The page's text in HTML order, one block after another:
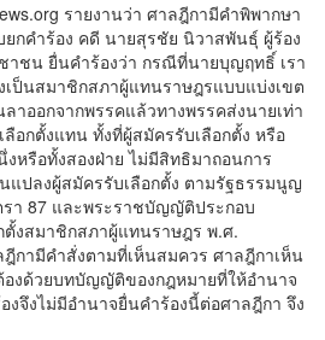
รายงานว่า ศาลฎีกามีคำพิพากษา
ยกคําร้อง คดี นายสุรชัย นิวาสพันธุ์ ผู้ร้อง
าชน ยื่นคําร้องว่า กรณีที่นายบุญฤทธิ์ เรา
เป็นสมาชิกสภาผู้แทนราษฎรแบบแบ่งเขต
าออกจากพรรคแล้วทางพรรคส่งนายเท่า
อกตั้งแทน ทั้งที่ผู้สมัครรับเลือกตั้ง หรือ
งหรือทั้งสองฝ่าย ไม่มีสิทธิมาถอนการ
แปลงผู้สมัครรับเลือกตั้ง ตามรัฐธรรมนูญ
า 87 และพระราชบัญญัติประกอบ
งสมาชิกสภาผู้แทนราษฎร พ.ศ.
กามีคําสั่งตามที่เห็นสมควร ศาลฎีกาเห็น
องด้วยบทบัญญัติของกฎหมายที่ให้อํานาจ
จึงไม่มีอํานาจยื่นคําร้องนี้ต่อศาลฎีกา จึง